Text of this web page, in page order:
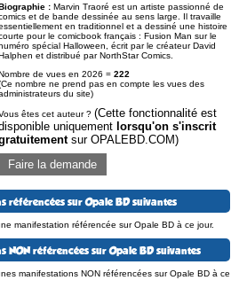
: Marvin Traoré est un artiste passionné de
et de bande dessinée au sens large. Il travaille
en traditionnel et a dessiné une histoire
pour le comicbook français : Fusion Man sur le
spécial Halloween, écrit par le créateur David
et distribué par NorthStar Comics.
de vues en 2026 = 222
nombre ne prend pas en compte les vues des
du site)
êtes cet auteur ? (Cette fonctionnalité est
uniquement lorsqu'on s'inscrit
sur OPALEBD.COM)
Faire la demande
sur Opale BD suivantes
manifestation référencée sur Opale BD à ce jour.
référencées sur Opale BD suivantes
manifestations NON référencées sur Opale BD à ce